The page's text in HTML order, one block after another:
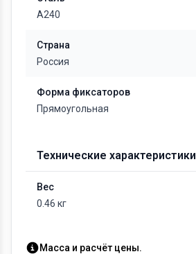
А240
Страна
Россия
Форма фиксаторов
Прямоугольная
Технические характеристики
Вес
0.46 кг
Масса и расчёт цены.